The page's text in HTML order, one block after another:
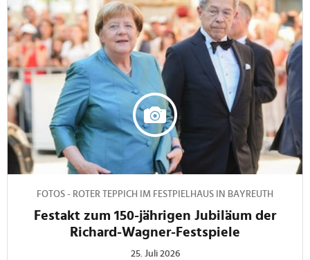
FOTOS - ROTER TEPPICH IM FESTPIELHAUS IN BAYREUTH
Festakt zum 150-jährigen Jubiläum der
Richard-Wagner-Festspiele
25. Juli 2026